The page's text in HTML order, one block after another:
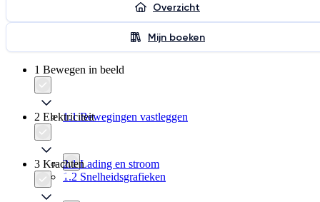
Overzicht
Mijn boeken
1 Bewegen in beeld
1.1 Bewegingen vastleggen
1.2 Snelheidsgrafieken
2 Elektriciteit
2.1 Lading en stroom
3 Krachten